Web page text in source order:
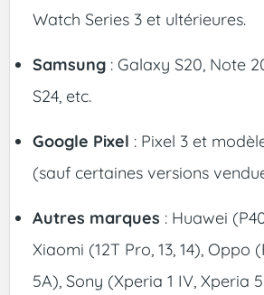
Watch Series 3 et ultérieures.
Samsung : Galaxy S20, Note
S24, etc.
Google Pixel : Pixel 3 et
(sauf certaines versions
Autres marques : Huawei
Xiaomi (12T Pro, 13, 14), Oppo
5A), Sony (Xperia 1 IV, Xperia